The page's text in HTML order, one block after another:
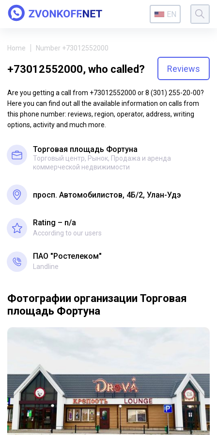
EN
Home Number +73012552000
+73012552000, who called? Reviews
Are you getting a call from +73012552000 or 8 (301) 255-20-00?
Here you can find out all the available information on calls from
this phone number: reviews, region, operator, address, writing
options, activity and much more.
Торговая площадь Фортуна
Торговый центр, Рынок, Продажа и аренда
коммерческой недвижимости
просп. Автомобилистов, 4Б/2, Улан-Удэ
Rating – n/a
According to our users
ПАО "Ростелеком"
Landline
Фотографии организации Торговая
площадь Фортуна